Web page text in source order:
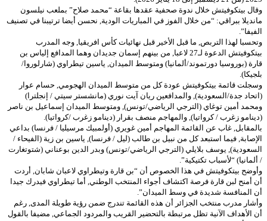
وقال بيتكوفيتش خلال ندوة صحفية عقدها بقاعة “محمد صلاح” بملعب نيلسون
مانديلا ببراقي: “من خلال الفوز في المباريات الودية, نحسن أيضا ترتيبنا في تصنيف
الفيفا”.
وتحسبا لهذا التربص, ما قبل الأخير قبل نهائيات كأس افريقيا, وجه المدرب
بيتكوفيتش الدعوة لـ27 لاعبا, من بينهم إسمان جديدان وهما المدافع إلياس بن
قارة (بوروسيا دورتموند/ألمانيا) ومتوسط الميدان, ياسين تيطراوي (شارلوروا/
بلجيكا).
وسجلت قائمة بيتكوفيتش عودة كل من متوسط الميدان الهجومي, حسام عوار
(اتحاد جدة/السعودية), والمدافعين ريان آيت نوري (مانشستر سيتي / إنجلترا)
ومحمد أمين توغاي (الترجي الرياضي/تونس), ومتوسط الميدان إسماعيل بن ناصر
(دينامو زغرب / كرواتيا), والمهاجم منصف بقرار (دينامو زغرب /كرواتيا).
بالمقابل, غاب عن القائمة المهاجم أمين غويري (أولمبيك مرسيليا / فرنسا) بداعي
الإصابة, فيما استبعد كل من نبيل بن طالب (ليل / فرنسا), ياسين بن زية (الفيحاء /
السعودية), يوسف بلايلي (الترجي الرياضي/تونس) وبدر الدين بوعناني (شتوتغارت
/ ألمانيا) “لأسباب تكتيكية”.
وأوضح بيتكوفيتش في هذا الخصوص أن “بن قارة وتيطراوي لاعبان شابان, أردت
أن أمنح لبن قارة فرصة اكتشاف أجواء المنتخب الوطني, أما تيطراوي فيدرك جيدا
أن المنافسة شديدة في وسط الميدان”.
وأشار مدرب منتخب الجزائر أن هذه القائمة تندرج ضمن رؤية طويلة المدى, رغم
أن الأهداف الآنية تظل مرتبطة بالتحضير القريب والمردود الجماعي, مضيفا بالقول